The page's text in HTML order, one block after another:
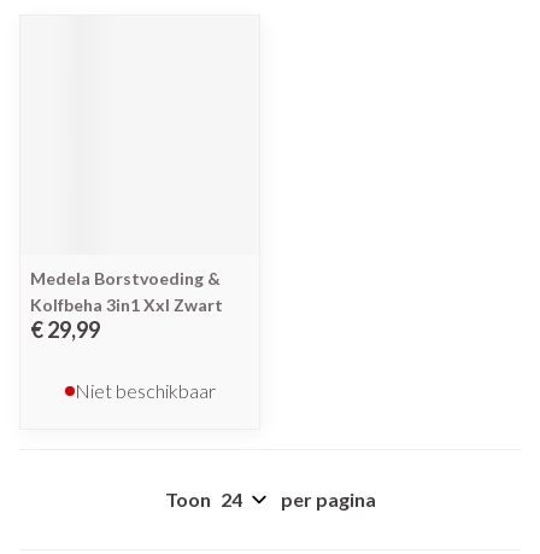
Medela Borstvoeding &
Kolfbeha 3in1 Xxl Zwart
€ 29,99
Niet beschikbaar
Toon per pagina